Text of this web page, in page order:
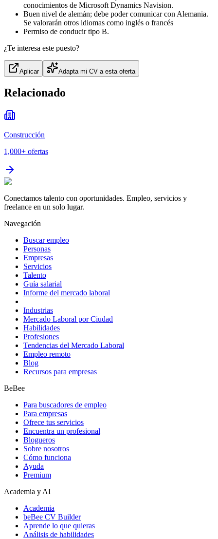
conocimientos de Microsoft Dynamics Navision.
Buen nivel de alemán; debe poder comunicar con Alemania.
Se valorarán otros idiomas como inglés o francés
Permiso de conducir tipo B.
¿Te interesa este puesto?
Aplicar Adapta mi CV a esta oferta
Relacionado
Construcción
1,000+ ofertas
Conectamos talento con oportunidades. Empleo, servicios y
freelance en un solo lugar.
Navegación
Buscar empleo
Personas
Empresas
Servicios
Talento
Guía salarial
Informe del mercado laboral
Industrias
Mercado Laboral por Ciudad
Habilidades
Profesiones
Tendencias del Mercado Laboral
Empleo remoto
Blog
Recursos para empresas
BeBee
Para buscadores de empleo
Para empresas
Ofrece tus servicios
Encuentra un profesional
Blogueros
Sobre nosotros
Cómo funciona
Ayuda
Premium
Academia y AI
Academia
beBee CV Builder
Aprende lo que quieras
Análisis de habilidades